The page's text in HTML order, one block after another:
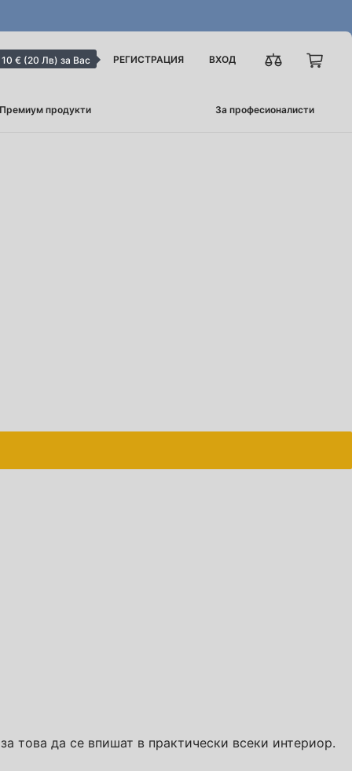
10 € (20 Лв) за Вас РЕГИСТРАЦИЯ ВХОД
Премиум продукти За професионалисти
това да се впишат в практически всеки интериор.